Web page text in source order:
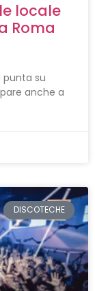
locale
Roma
punta su
anche a
DISCOTECHE